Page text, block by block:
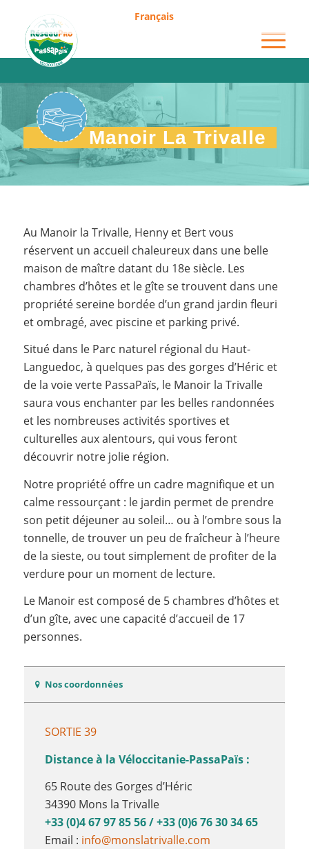
Français
Manoir La Trivalle
Au Manoir la Trivalle, Henny et Bert vous
réservent un accueil chaleureux dans une belle
maison de maître datant du 18e siècle. Les
chambres d’hôtes et le gîte se trouvent dans une
propriété sereine bordée d’un grand jardin fleuri
et ombragé, avec piscine et parking privé.
Situé dans le Parc naturel régional du Haut-
Languedoc, à quelques pas des gorges d’Héric et
de la voie verte PassaPaïs, le Manoir la Trivalle
saura vous enchanter par les belles randonnées
et les nombreuses activités sportives et
culturelles aux alentours, qui vous feront
découvrir notre jolie région.
Notre propriété offre un cadre magnifique et un
calme ressourçant : le jardin permet de prendre
son petit déjeuner au soleil… ou à l’ombre sous la
tonnelle, de trouver un peu de fraîcheur à l’heure
de la sieste, ou tout simplement de profiter de la
verdure pour un moment de lecture.
Le Manoir est composé de 5 chambres d’hôtes et
d’un gîte, avec une capacité d’accueil de 17
personnes.
Nos coordonnées
SORTIE 39
Distance à la Véloccitanie-PassaPaïs :
65 Route des Gorges d’Héric
34390 Mons la Trivalle
+33 (0)4 67 97 85 56 / +33 (0)6 76 30 34 65
Email : info@monslatrivalle.com